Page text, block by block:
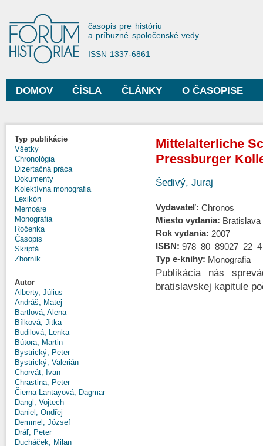
Forum Historiae
časopis pre históriu
a príbuzné spoločenské vedy
ISSN 1337-6861
Hlavné menu
DOMOV ČÍSLA ČLÁNKY O ČASOPISE
Typ publikácie
Všetky
Chronológia
Dizertačná práca
Dokumenty
Kolektívna monografia
Lexikón
Memoáre
Monografia
Ročenka
Časopis
Skriptá
Zborník
Autor
Alberty, Július
Andráš, Matej
Bartlová, Alena
Bílková, Jitka
Budilová, Lenka
Bútora, Martin
Bystrický, Peter
Bystrický, Valerián
Chorvát, Ivan
Chrastina, Peter
Čierna-Lantayová, Dagmar
Dangl, Vojtech
Daniel, Ondřej
Demmel, József
Dráľ, Peter
Ducháček, Milan
Mittelalterliche
Pressburger
Šedivý, Juraj
Vydavateľ: Chronos
Miesto vydania: Bratislava
Rok vydania: 2007
ISBN: 978–80–89027–22–4
Typ e-knihy: Monografia
Publikácia nás
bratislavskej kapitule